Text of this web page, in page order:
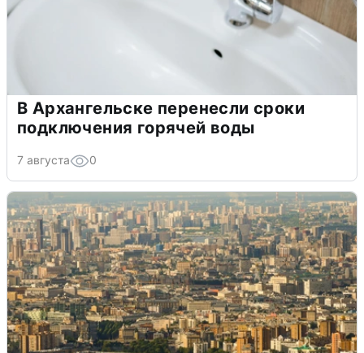
В Архангельске перенесли сроки
подключения горячей воды
7 августа 0